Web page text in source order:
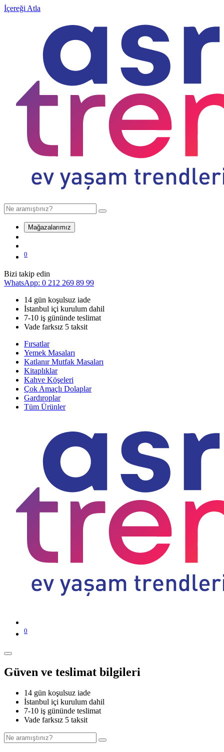
İçereği Atla
Mağazalarımız
0
Bizi takip edin
WhatsApp: 0 212 269 89 99
14 gün koşulsuz iade
İstanbul içi kurulum dahil
7-10 iş gününde teslimat
Vade farksız 5 taksit
Fırsatlar
Yemek Masaları
Katlanır Mutfak Masaları
Kitaplıklar
Kahve Köşeleri
Çok Amaçlı Dolaplar
Gardıroplar
Tüm Ürünler
0
Güven ve teslimat bilgileri
14 gün koşulsuz iade
İstanbul içi kurulum dahil
7-10 iş gününde teslimat
Vade farksız 5 taksit